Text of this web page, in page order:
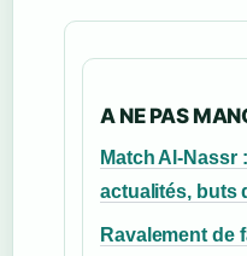
A NE PAS
Match Al-Nassr
actualités, buts
Ravalement de